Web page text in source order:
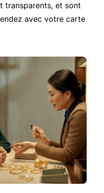
transparents, et sont
avec votre carte